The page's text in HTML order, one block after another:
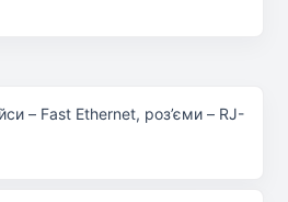
– Fast Ethernet, роз’єми – RJ-